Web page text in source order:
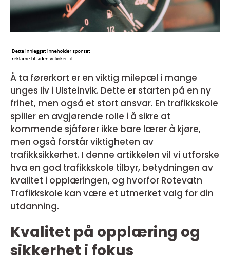
Å ta førerkort er en viktig milepæl i mange
unges liv i Ulsteinvik. Dette er starten på en ny
frihet, men også et stort ansvar. En trafikkskole
spiller en avgjørende rolle i å sikre at
kommende sjåfører ikke bare lærer å kjøre,
men også forstår viktigheten av
trafikksikkerhet. I denne artikkelen vil vi utforske
hva en god trafikkskole tilbyr, betydningen av
kvalitet i opplæringen, og hvorfor Rotevatn
Trafikkskole kan være et utmerket valg for din
utdanning.
Kvalitet på opplæring og
sikkerhet i fokus